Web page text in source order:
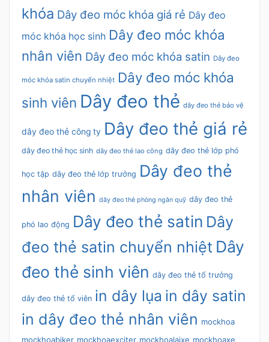
khóa Dây đeo móc khóa giá rẻ Dây đeo
móc khóa học sinh Dây đeo móc khóa
nhân viên Dây đeo móc khóa satin Dây đeo
móc khóa satin chuyển nhiệt Dây đeo móc khóa
sinh viên Dây đeo thẻ dây đeo thẻ bảo vệ
dây đeo thẻ công ty Dây đeo thẻ giá rẻ
dây đeo thẻ học sinh dây đeo thẻ lao công dây đeo thẻ lớp phó
học tập dây đeo thẻ lớp trưởng Dây đeo thẻ
nhân viên dây đeo thẻ phòng ngân quỹ dây đeo thẻ
phó lao động Dây đeo thẻ satin Dây
đeo thẻ satin chuyển nhiệt Dây
đeo thẻ sinh viên dây đeo thẻ tổ trưởng
dây đeo thẻ tổ viên in dây lụa in dây satin
in dây đeo thẻ nhân viên mockhoa
mockhoabiker mockhoaexciter mockhoalaixe mockhoaxe